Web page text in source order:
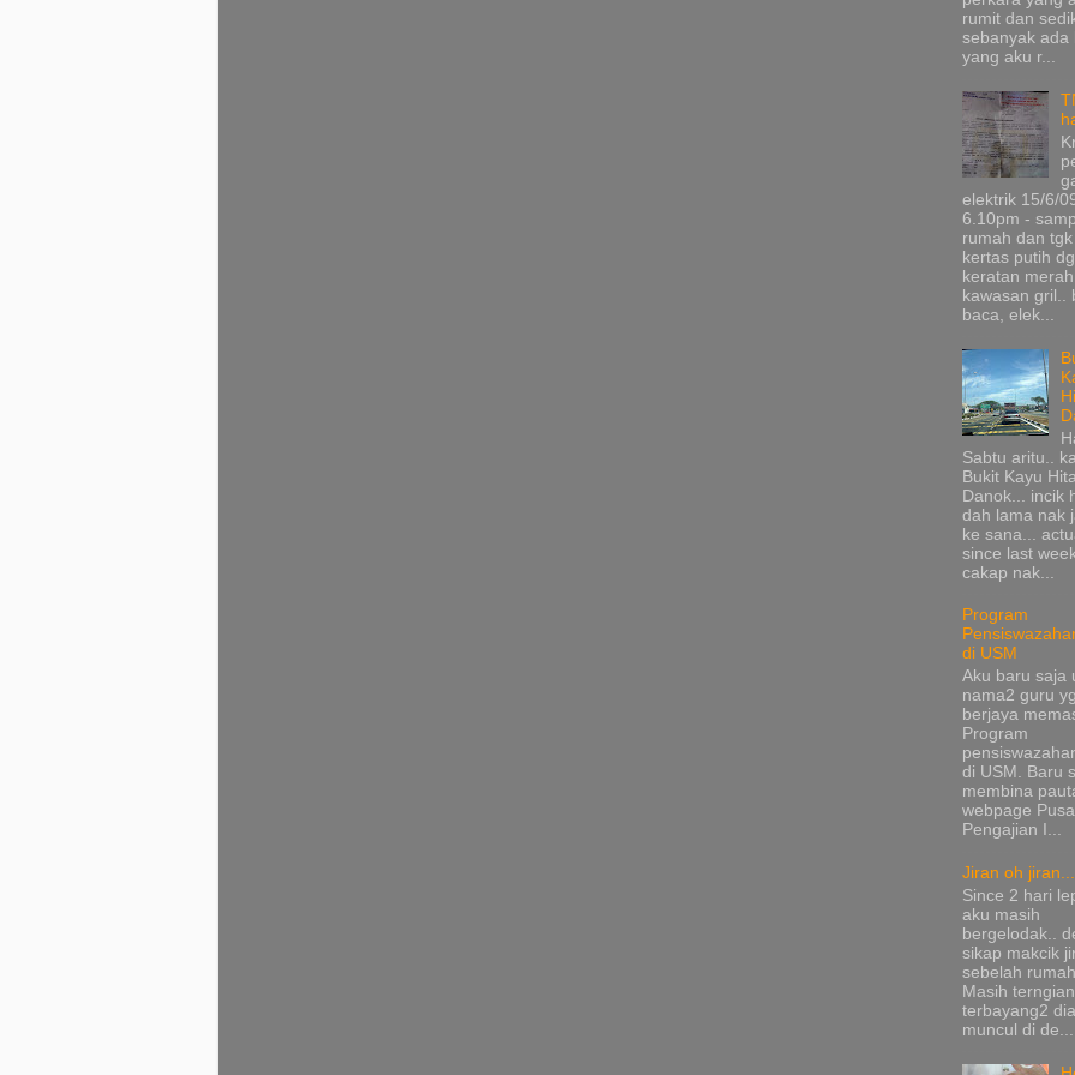
rumit dan
sebanyak ada
yang aku r...
elektrik 15/6/
6.10pm -
rumah dan
kertas putih
keratan
kawasan gril..
baca, elek...
Sabtu aritu..
Bukit Kayu
Danok... incik
dah lama nak
ke sana...
since last
cakap nak...
Program
di USM
Aku baru saja
nama2 guru yg
berjaya
Program
di USM. Baru
membina
webpage
Pengajian I...
Jiran oh jiran...
Since 2 hari
aku masih
bergelodak..
sikap makcik
sebelah rumah
Masih
terbayang2 dia
muncul di de...